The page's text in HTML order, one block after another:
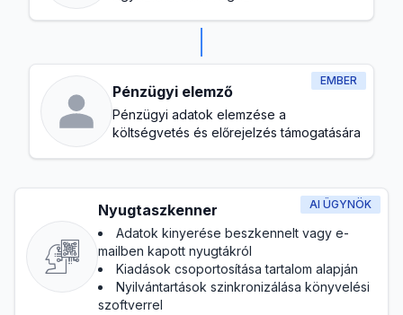
EMBER
Pénzügyi elemző
Pénzügyi adatok elemzése a
költségvetés és előrejelzés támogatására
AI ÜGYNÖK
Nyugtaszkenner
Adatok kinyerése beszkennelt vagy e-
mailben kapott nyugtákról
Kiadások csoportosítása tartalom alapján
Nyilvántartások szinkronizálása könyvelési
szoftverrel